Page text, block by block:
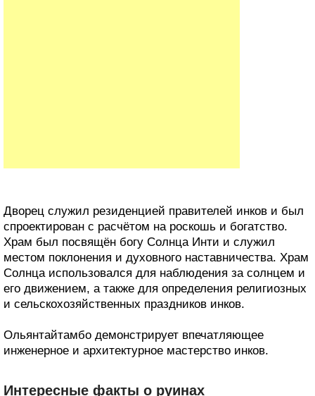
Дворец служил резиденцией правителей инков и был
спроектирован с расчётом на роскошь и богатство.
Храм был посвящён богу Солнца Инти и служил
местом поклонения и духовного наставничества. Храм
Солнца использовался для наблюдения за солнцем и
его движением, а также для определения религиозных
и сельскохозяйственных праздников инков.
Ольянтайтамбо демонстрирует впечатляющее
инженерное и архитектурное мастерство инков.
Интересные факты о руинах